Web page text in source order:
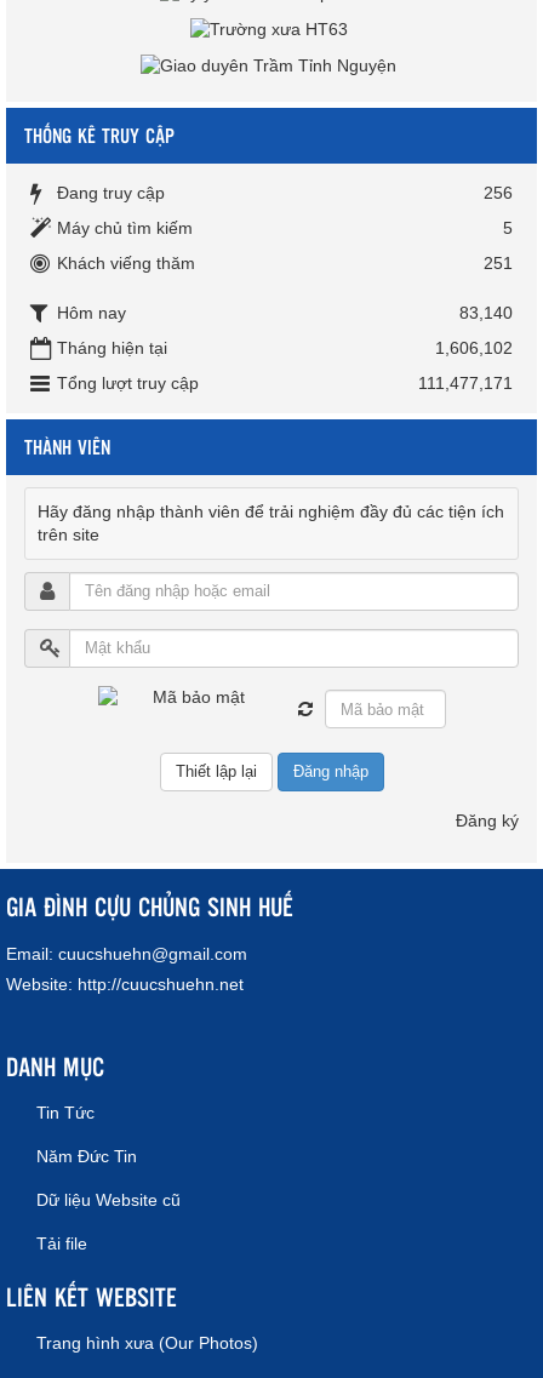
THỐNG KÊ TRUY CẬP
Đang truy cập
256
Máy chủ tìm kiếm
5
Khách viếng thăm
251
Hôm nay
83,140
Tháng hiện tại
1,606,102
Tổng lượt truy cập
111,477,171
THÀNH VIÊN
Hãy đăng nhập thành viên để trải nghiệm đầy đủ các tiện ích
trên site
Đăng nhập
Đăng ký
GIA ĐÌNH CỰU CHỦNG SINH HUẾ
Email: cuucshuehn@gmail.com
Website: http://cuucshuehn.net
DANH MỤC
Tin Tức
Năm Đức Tin
Dữ liệu Website cũ
Tải file
LIÊN KẾT WEBSITE
Trang hình xưa (Our Photos)